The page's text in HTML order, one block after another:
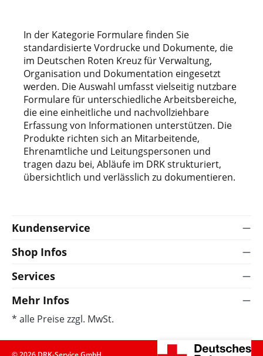
In der Kategorie Formulare finden Sie
standardisierte Vordrucke und Dokumente, die
im Deutschen Roten Kreuz für Verwaltung,
Organisation und Dokumentation eingesetzt
werden. Die Auswahl umfasst vielseitig nutzbare
Formulare für unterschiedliche Arbeitsbereiche,
die eine einheitliche und nachvollziehbare
Erfassung von Informationen unterstützen. Die
Produkte richten sich an Mitarbeitende,
Ehrenamtliche und Leitungspersonen und
tragen dazu bei, Abläufe im DRK strukturiert,
übersichtlich und verlässlich zu dokumentieren.
Kundenservice
Shop Infos
Services
Mehr Infos
* alle Preise zzgl. MwSt.